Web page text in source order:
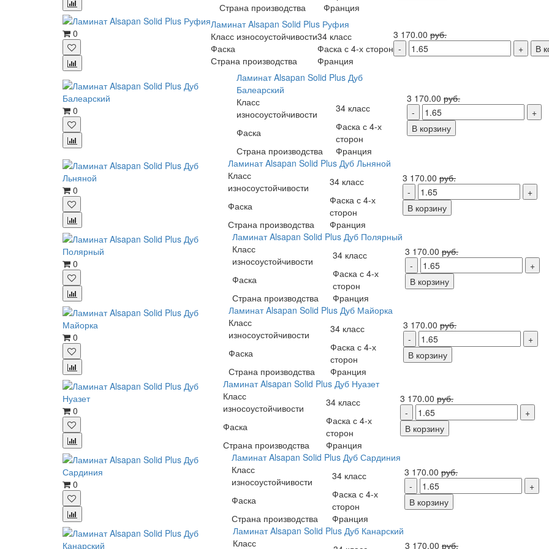
Страна производства
Франция
0
Ламинат Alsapan Solid Plus Руфия
Класс износоустойчивости34 класс
Фаска
Фаска с 4-х сторон
Страна производства
Франция
3 170.00 руб.
В
0
Ламинат Alsapan Solid Plus Дуб
Балеарский
Класс
износоустойчивости
34 класс
Фаска
Фаска с 4-х
сторон
Страна производства
Франция
3 170.00 руб.
В корзину
0
Ламинат Alsapan Solid Plus Дуб Льняной
Класс
износоустойчивости
34 класс
Фаска
Фаска с 4-х
сторон
Страна производства
Франция
3 170.00 руб.
В корзину
0
Ламинат Alsapan Solid Plus Дуб Полярный
Класс
износоустойчивости
34 класс
Фаска
Фаска с 4-х
сторон
Страна производства
Франция
3 170.00 руб.
В корзину
0
Ламинат Alsapan Solid Plus Дуб Майорка
Класс
износоустойчивости
34 класс
Фаска
Фаска с 4-х
сторон
Страна производства
Франция
3 170.00 руб.
В корзину
0
Ламинат Alsapan Solid Plus Дуб Нуазет
Класс
износоустойчивости
34 класс
Фаска
Фаска с 4-х
сторон
Страна производства
Франция
3 170.00 руб.
В корзину
0
Ламинат Alsapan Solid Plus Дуб Сардиния
Класс
износоустойчивости
34 класс
Фаска
Фаска с 4-х
сторон
Страна производства
Франция
3 170.00 руб.
В корзину
Ламинат Alsapan Solid Plus Дуб Канарский
Класс
3 170.00 руб.